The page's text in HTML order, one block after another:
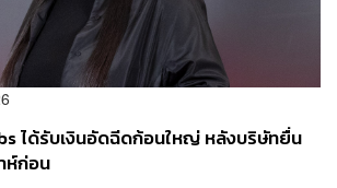
ได้รับเงินอัดฉีดก้อนใหญ่ หลังบริษัทยื่น
ห์ก่อน